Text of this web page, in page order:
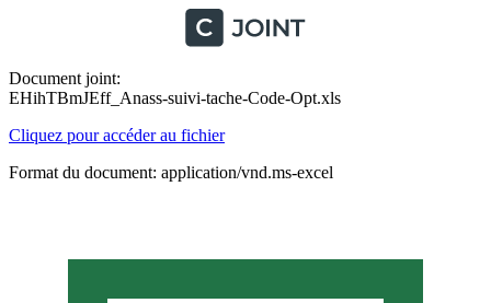
Document joint:
EHihTBmJEff_Anass-suivi-tache-Code-Opt.xls
Cliquez pour accéder au fichier
Format du document: application/vnd.ms-excel